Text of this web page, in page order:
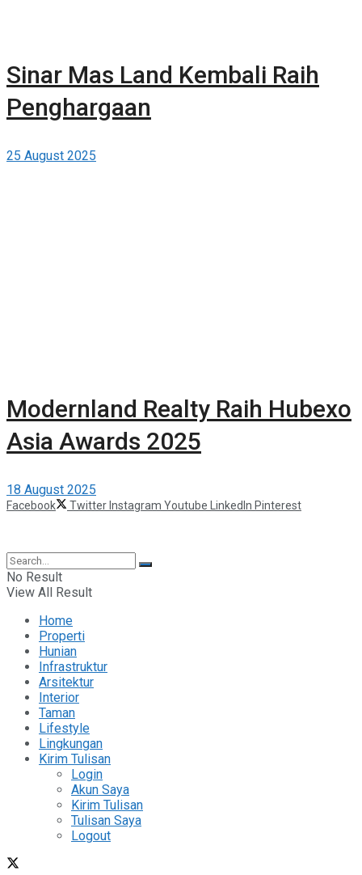
Sinar Mas Land Kembali Raih
Penghargaan
25 August 2025
Modernland Realty Raih Hubexo
Asia Awards 2025
18 August 2025
Facebook Twitter Instagram Youtube LinkedIn Pinterest
No Result
View All Result
Home
Properti
Hunian
Infrastruktur
Arsitektur
Interior
Taman
Lifestyle
Lingkungan
Kirim Tulisan
Login
Akun Saya
Kirim Tulisan
Tulisan Saya
Logout